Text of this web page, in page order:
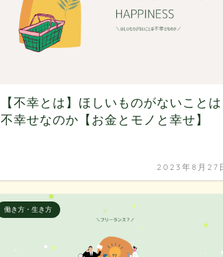
【不幸とは】ほしいものがないことは
不幸せなのか【お金とモノと幸せ】
2023年8月27
働き方・生き方